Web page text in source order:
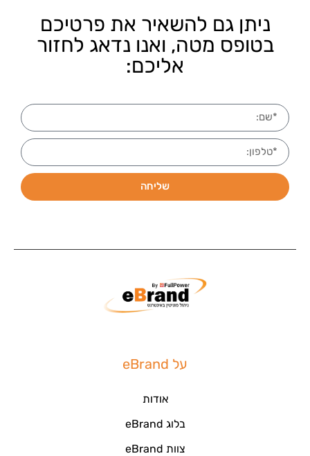
ניתן גם להשאיר את פרטיכם
בטופס מטה, ואנו נדאג לחזור
אליכם:
שליחה
על eBrand
אודות
בלוג eBrand
צוות eBrand